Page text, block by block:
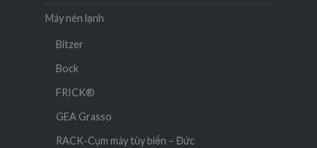
Máy nén lạnh
Bitzer
Bock
FRICK®
GEA Grasso
RACK-Cụm máy tùy biến – Đức